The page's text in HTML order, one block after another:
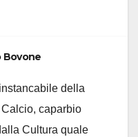
Bovone
della
caparbio
Cultura quale